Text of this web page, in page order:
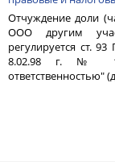
Отчуждение доли
ООО другим
регулируется ст.
8.02.98 г. №
ответственностью"